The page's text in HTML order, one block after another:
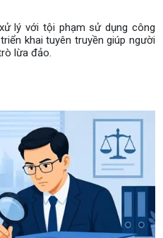
lý với tội phạm sử dụng công
khai tuyên truyền giúp người
lừa đảo.